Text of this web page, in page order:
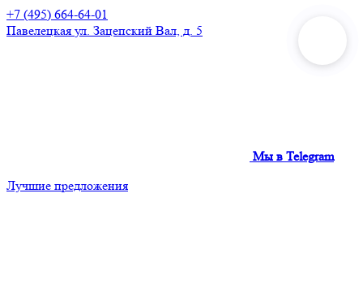
+7 (495) 664-64-01
Павелецкая ул. Зацепский Вал, д. 5
Мы в Telegram
Лучшие предложения